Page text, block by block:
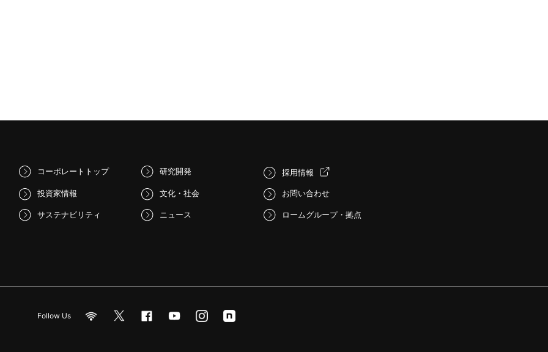
コーポレートトップ
投資家情報
サステナビリティ
研究開発
文化・社会
ニュース
採用情報
お問い合わせ
ロームグループ・拠点
Follow Us